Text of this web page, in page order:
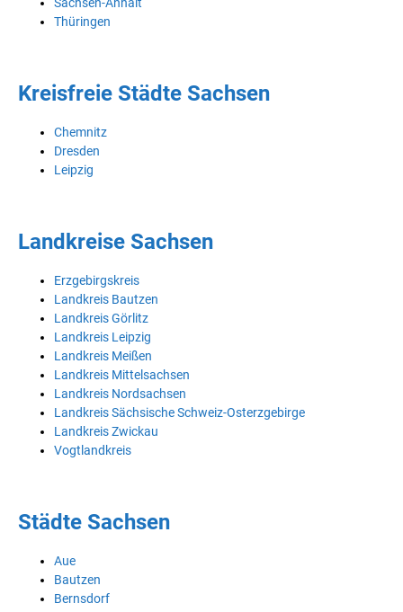
Sachsen-Anhalt
Thüringen
Kreisfreie Städte Sachsen
Chemnitz
Dresden
Leipzig
Landkreise Sachsen
Erzgebirgskreis
Landkreis Bautzen
Landkreis Görlitz
Landkreis Leipzig
Landkreis Meißen
Landkreis Mittelsachsen
Landkreis Nordsachsen
Landkreis Sächsische Schweiz-Osterzgebirge
Landkreis Zwickau
Vogtlandkreis
Städte Sachsen
Aue
Bautzen
Bernsdorf